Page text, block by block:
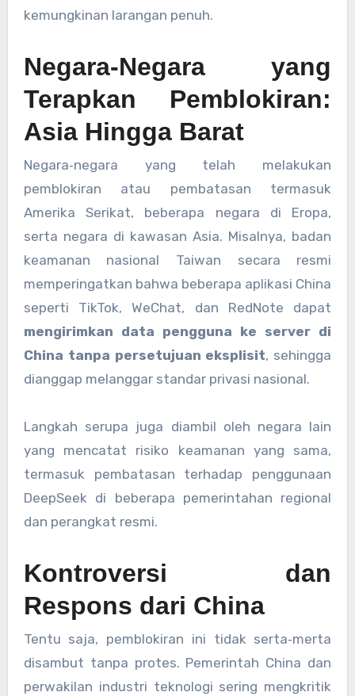
kemungkinan larangan penuh.
Negara‑Negara yang
Terapkan Pemblokiran:
Asia Hingga Barat
Negara‑negara yang telah melakukan
pemblokiran atau pembatasan termasuk
Amerika Serikat, beberapa negara di Eropa,
serta negara di kawasan Asia. Misalnya, badan
keamanan nasional Taiwan secara resmi
memperingatkan bahwa beberapa aplikasi China
seperti TikTok, WeChat, dan RedNote dapat
mengirimkan data pengguna ke server di
China tanpa persetujuan eksplisit, sehingga
dianggap melanggar standar privasi nasional.
Langkah serupa juga diambil oleh negara lain
yang mencatat risiko keamanan yang sama,
termasuk pembatasan terhadap penggunaan
DeepSeek di beberapa pemerintahan regional
dan perangkat resmi.
Kontroversi dan
Respons dari China
Tentu saja, pemblokiran ini tidak serta‑merta
disambut tanpa protes. Pemerintah China dan
perwakilan industri teknologi sering mengkritik